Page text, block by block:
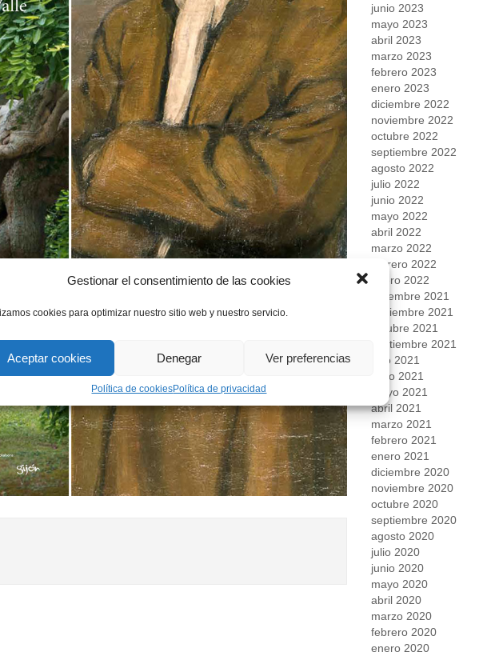
Gestionar el consentimiento de las cookies
cookies para optimizar nuestro sitio web y nuestro servicio.
Aceptar cookies Denegar Ver preferencias
Política de cookiesPolítica de privacidad
junio 2023
mayo 2023
abril 2023
marzo 2023
febrero 2023
enero 2023
diciembre 2022
noviembre 2022
octubre 2022
septiembre 2022
agosto 2022
julio 2022
junio 2022
mayo 2022
abril 2022
marzo 2022
febrero 2022
enero 2022
diciembre 2021
noviembre 2021
octubre 2021
septiembre 2021
julio 2021
junio 2021
mayo 2021
abril 2021
marzo 2021
febrero 2021
enero 2021
diciembre 2020
noviembre 2020
octubre 2020
septiembre 2020
agosto 2020
julio 2020
junio 2020
mayo 2020
abril 2020
marzo 2020
febrero 2020
enero 2020